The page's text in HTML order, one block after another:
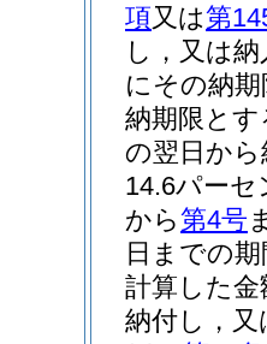
項又は第
し，又は
にその納期
納期限とす
の翌日か
14.6パーセ
から第4号
日までの
計算した
納付し，